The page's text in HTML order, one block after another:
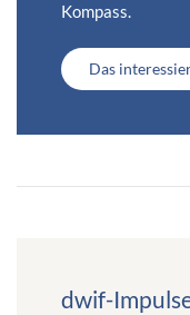
Kompass.
Das
dwif-